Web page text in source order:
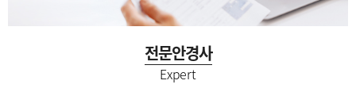
전문안경사
Expert